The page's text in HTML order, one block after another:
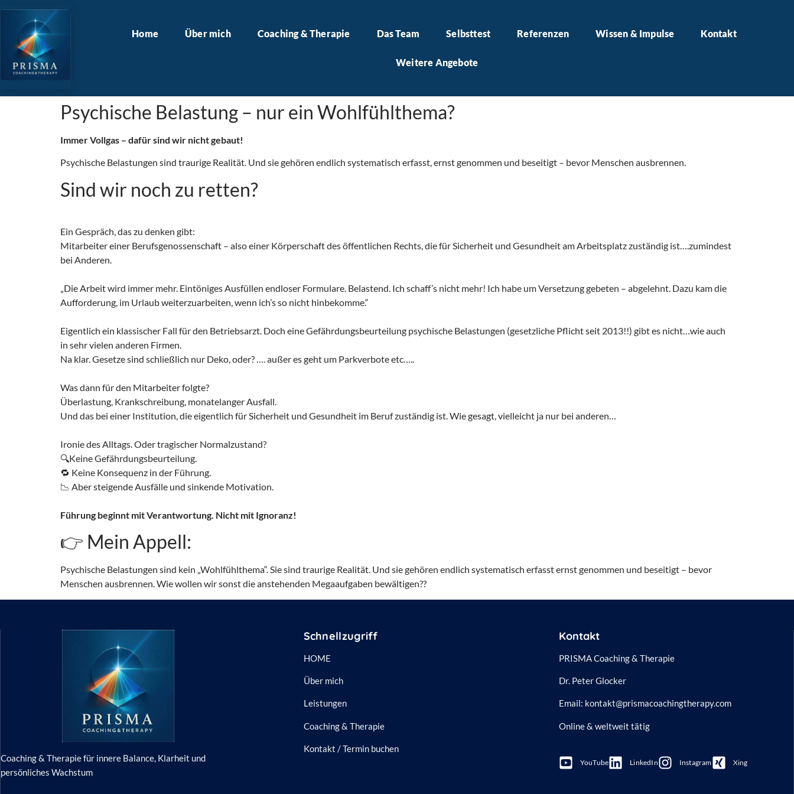
Home Über mich Coaching & Therapie Das Team Selbsttest Referenzen Wissen & Impulse Kontakt
Weitere Angebote
Psychische Belastung – nur ein Wohlfühlthema?
Immer Vollgas – dafür sind wir nicht gebaut!
Psychische Belastungen sind traurige Realität. Und sie gehören endlich systematisch erfasst, ernst genommen und beseitigt – bevor Menschen ausbrennen.
Sind wir noch zu retten?
Ein Gespräch, das zu denken gibt:
Mitarbeiter einer Berufsgenossenschaft – also einer Körperschaft des öffentlichen Rechts, die für Sicherheit und Gesundheit am Arbeitsplatz zuständig ist….zumindest
bei Anderen.
„Die Arbeit wird immer mehr. Eintöniges Ausfüllen endloser Formulare. Belastend. Ich schaff’s nicht mehr! Ich habe um Versetzung gebeten – abgelehnt. Dazu kam die
Aufforderung, im Urlaub weiterzuarbeiten, wenn ich’s so nicht hinbekomme.“
Eigentlich ein klassischer Fall für den Betriebsarzt. Doch eine Gefährdungsbeurteilung psychische Belastungen (gesetzliche Pflicht seit 2013!!) gibt es nicht…wie auch
in sehr vielen anderen Firmen.
Na klar. Gesetze sind schließlich nur Deko, oder? …. außer es geht um Parkverbote etc…..
Was dann für den Mitarbeiter folgte?
Überlastung, Krankschreibung, monatelanger Ausfall.
Und das bei einer Institution, die eigentlich für Sicherheit und Gesundheit im Beruf zuständig ist. Wie gesagt, vielleicht ja nur bei anderen…
Ironie des Alltags. Oder tragischer Normalzustand?
🔍Keine Gefährdungsbeurteilung.
🔁 Keine Konsequenz in der Führung.
📉 Aber steigende Ausfälle und sinkende Motivation.
Führung beginnt mit Verantwortung. Nicht mit Ignoranz!
👉 Mein Appell:
Psychische Belastungen sind kein „Wohlfühlthema“. Sie sind traurige Realität. Und sie gehören endlich systematisch erfasst ernst genommen und beseitigt – bevor
Menschen ausbrennen. Wie wollen wir sonst die anstehenden Megaaufgaben bewältigen??
Coaching & Therapie für innere Balance, Klarheit und
persönliches Wachstum
Schnellzugriff
HOME
Über mich
Leistungen
Coaching & Therapie
Kontakt / Termin buchen
Kontakt
PRISMA Coaching & Therapie
Dr. Peter Glocker
Email: kontakt@prismacoachingtherapy.com
Online & weltweit tätig
YouTube LinkedIn Instagram Xing